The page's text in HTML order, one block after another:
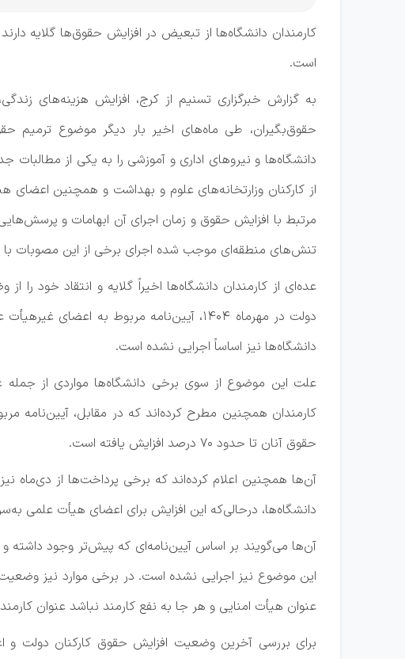
کارمندان دانشگاه‌ها از تبعیض در افزایش حقوق‌ها گلایه
است.
به گزارش خبرگزاری تسنیم از کرج، افزایش هزینه‌های
حقوق‌بگیران، طی ماه‌های اخیر بار دیگر موضوع ترمیم
دانشگاه‌ها و نیروهای اداری و آموزشی را به یکی از
از کارکنان وزارتخانه‌های علوم و بهداشت و همچنین
مرتبط با افزایش حقوق و زمان اجرای آن ابهامات و
تنش‌های منطقه‌ای موجب شده اجرای برخی از این مصوبات با
عده‌ای از کارمندان دانشگاه‌ها اخیراً گلایه و انتقاد خود
دولت در مهرماه 1404، آیین‌نامه مربوط
دانشگاه‌ها نیز اساساً اجرایی نشده است.
علت این موضوع از سوی برخی دانشگاه‌ها مواردی از
کارمندان همچنین مطرح کرده‌اند که در مقابل،
حقوق آنان تا حدود 70 درصد افزایش یافته است.
دانشگاه‌ها، درحالی‌که این افزایش برای اعضای هیأت علمی
این موضوع نیز اجرایی نشده است. در برخی موارد نیز
عنوان هیأت امنایی و هر جا به نفع کارمند نباشد عنوان
برای بررسی آخرین وضعیت افزایش حقوق کارکنان دولت